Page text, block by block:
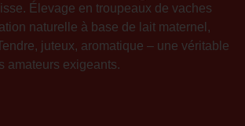
Élevage en troupeaux de vaches
naturelle à base de lait maternel,
juteux, aromatique – une véritable
amateurs exigeants.